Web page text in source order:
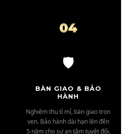
04
🛡️
BÀN GIAO & BẢO
HÀNH
Nghiệm thu tỉ mỉ, bàn giao trọn
vẹn. Bảo hành dài hạn lên đến
5 năm cho sự an tâm tuyệt đối.